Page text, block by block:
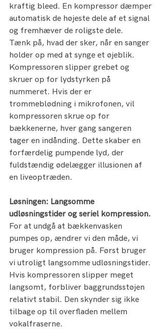
kraftig bleed. En kompressor dæmper
automatisk de højeste dele af et signal
og fremhæver de roligste dele.
Tænk på, hvad der sker, når en sanger
holder op med at synge et øjeblik.
Kompressoren slipper grebet og
skruer op for lydstyrken på
nummeret. Hvis der er
trommeblødning i mikrofonen, vil
kompressoren skrue op for
bækkenerne, hver gang sangeren
tager en indånding. Dette skaber en
forfærdelig pumpende lyd, der
fuldstændig ødelægger illusionen af
en liveoptræden.
Løsningen: Langsomme
udløsningstider og seriel kompression.
For at undgå at bækkenvasken
pumpes op, ændrer vi den måde, vi
bruger kompression på. Først bruger
vi utroligt langsomme udløsningstider.
Hvis kompressoren slipper meget
langsomt, forbliver baggrundsstøjen
relativt stabil. Den skynder sig ikke
tilbage op til overfladen mellem
vokalfraserne.